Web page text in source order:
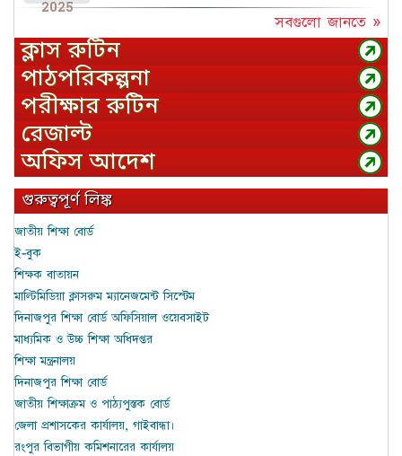
2025
সবগুলো জানতে »
ক্লাস রুটিন
পাঠপরিকল্পনা
পরীক্ষার রুটিন
রেজাল্ট
অফিস আদেশ
গুরুত্বপূর্ণ লিঙ্ক
জাতীয় শিক্ষা বোর্ড
ই-বুক
শিক্ষক বাতায়ন
মাল্টিমিডিয়া ক্লাসরুম ম্যানেজমেন্ট সিস্টেম
দিনাজপুর শিক্ষা বোর্ড অফিসিয়াল ওয়েবসাইট
মাধ্যমিক ও উচ্চ শিক্ষা অধিদপ্তর
শিক্ষা মন্ত্রনালয়
দিনাজপুর শিক্ষা বোর্ড
জাতীয় শিক্ষাক্রম ও পাঠ্যপুস্তক বোর্ড
জেলা প্রশাসকের কার্যালয়, গাইবান্ধা।
রংপুর বিভাগীয় কমিশনারের কার্যালয়